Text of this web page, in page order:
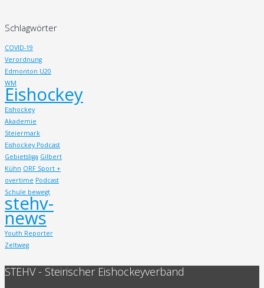
Schlagwörter
COVID-19
Verordnung
Edmonton U20
WM
Eishockey
Eishockey
Akademie
Steiermark
Eishockey Podcast
Gebietsliga Gilbert
Kühn ORF Sport +
overtime Podcast
Schule bewegt
stehv-
news
Youth Reporter
Zeltweg
STEHV - Steirischer Eishockeyverband